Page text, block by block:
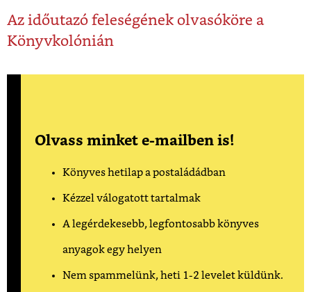
Az időutazó feleségének olvasóköre a
Könyvkolónián
Olvass minket e-mailben is!
Könyves hetilap a postaládádban
Kézzel válogatott tartalmak
A legérdekesebb, legfontosabb könyves
anyagok egy helyen
Nem spammelünk, heti 1-2 levelet küldünk.